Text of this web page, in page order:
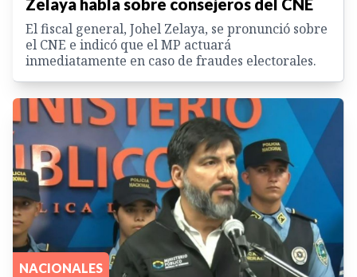
Zelaya habla sobre consejeros del CNE
El fiscal general, Johel Zelaya, se pronunció sobre
el CNE e indicó que el MP actuará
inmediatamente en caso de fraudes electorales.
NACIONALES